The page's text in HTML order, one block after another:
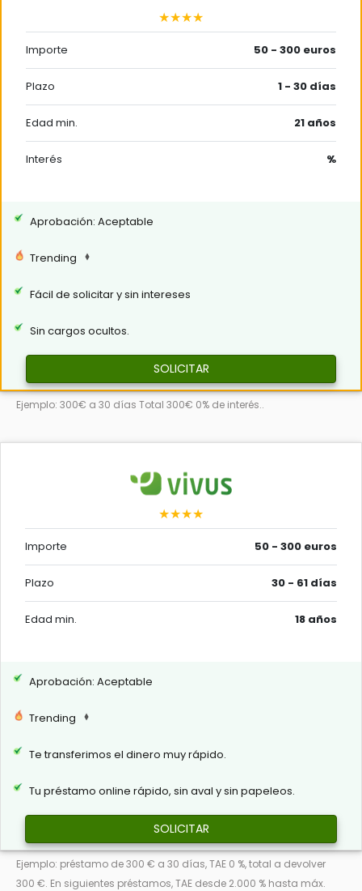
★★★★
Importe 50 - 300 euros
Plazo 1 - 30 días
Edad min. 21 años
Interés %
Aprobación: Aceptable
Trending
Fácil de solicitar y sin intereses
Sin cargos ocultos.
SOLICITAR
Ejemplo: 300€ a 30 días Total 300€ 0% de interés..
★★★★
Importe 50 - 300 euros
Plazo 30 - 61 días
Edad min. 18 años
Aprobación: Aceptable
Trending
Te transferimos el dinero muy rápido.
Tu préstamo online rápido, sin aval y sin papeleos.
SOLICITAR
Ejemplo: préstamo de 300 € a 30 días, TAE 0 %, total a devolver
300 €. En siguientes préstamos, TAE desde 2.000 % hasta máx.